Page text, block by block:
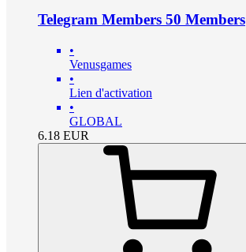
Telegram Members 50 Members
•
Venusgames
•
Lien d'activation
•
GLOBAL
6.18 EUR